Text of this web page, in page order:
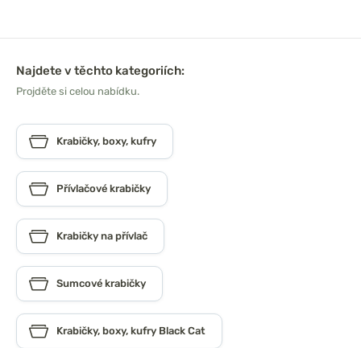
Najdete v těchto kategoriích:
Projděte si celou nabídku.
Krabičky, boxy, kufry
Přívlačové krabičky
Krabičky na přívlač
Sumcové krabičky
Krabičky, boxy, kufry Black Cat